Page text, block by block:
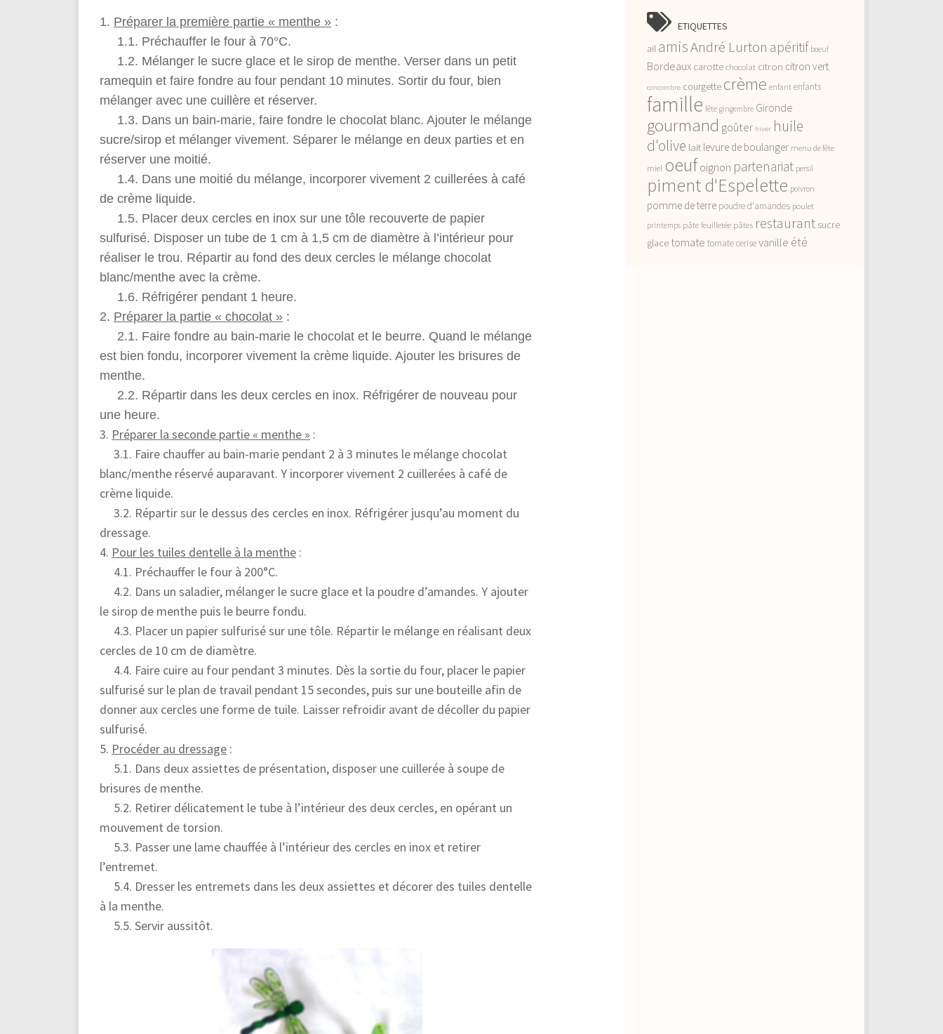
1. Préparer la première partie « menthe » :
1.1. Préchauffer le four à 70°C.
1.2. Mélanger le sucre glace et le sirop de menthe. Verser dans un petit
ramequin et faire fondre au four pendant 10 minutes. Sortir du four, bien
mélanger avec une cuillère et réserver.
1.3. Dans un bain-marie, faire fondre le chocolat blanc. Ajouter le mélange
sucre/sirop et mélanger vivement. Séparer le mélange en deux parties et en
réserver une moitié.
1.4. Dans une moitié du mélange, incorporer vivement 2 cuillerées à café
de crème liquide.
1.5. Placer deux cercles en inox sur une tôle recouverte de papier
sulfurisé. Disposer un tube de 1 cm à 1,5 cm de diamètre à l’intérieur pour
réaliser le trou. Répartir au fond des deux cercles le mélange chocolat
blanc/menthe avec la crème.
1.6. Réfrigérer pendant 1 heure.
2. Préparer la partie « chocolat » :
2.1. Faire fondre au bain-marie le chocolat et le beurre. Quand le mélange
est bien fondu, incorporer vivement la crème liquide. Ajouter les brisures de
menthe.
2.2. Répartir dans les deux cercles en inox. Réfrigérer de nouveau pour
une heure.
3. Préparer la seconde partie « menthe » :
3.1. Faire chauffer au bain-marie pendant 2 à 3 minutes le mélange chocolat
blanc/menthe réservé auparavant. Y incorporer vivement 2 cuillerées à café de
crème liquide.
3.2. Répartir sur le dessus des cercles en inox. Réfrigérer jusqu’au moment du
dressage.
4. Pour les tuiles dentelle à la menthe :
4.1. Préchauffer le four à 200°C.
4.2. Dans un saladier, mélanger le sucre glace et la poudre d’amandes. Y ajouter
le sirop de menthe puis le beurre fondu.
4.3. Placer un papier sulfurisé sur une tôle. Répartir le mélange en réalisant deux
cercles de 10 cm de diamètre.
4.4. Faire cuire au four pendant 3 minutes. Dès la sortie du four, placer le papier
sulfurisé sur le plan de travail pendant 15 secondes, puis sur une bouteille afin de
donner aux cercles une forme de tuile. Laisser refroidir avant de décoller du papier
sulfurisé.
5. Procéder au dressage :
5.1. Dans deux assiettes de présentation, disposer une cuillerée à soupe de
brisures de menthe.
5.2. Retirer délicatement le tube à l’intérieur des deux cercles, en opérant un
mouvement de torsion.
5.3. Passer une lame chauffée à l’intérieur des cercles en inox et retirer
l’entremet.
5.4. Dresser les entremets dans les deux assiettes et décorer des tuiles dentelle
à la menthe.
5.5. Servir aussitôt.
ETIQUETTES
ail amisAndré Lurton apéritif boeuf
Bordeaux carottechocolat citron citron vert
concombre courgette crème enfant enfants
famille fête gingembre Gironde
gourmand goûter hiver huile
d'olive lait levure de boulanger menu de fête
miel oeuf oignon partenariat persil
piment d'Espelette poivron
pomme de terre poudre d'amandes poulet
printemps pâte feuilletée pâtes restaurant sucre
glace tomate tomate cerisevanille été